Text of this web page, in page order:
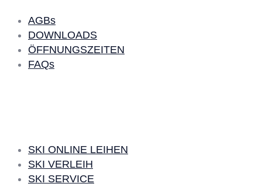
AGBs
DOWNLOADS
ÖFFNUNGSZEITEN
FAQs
SKI ONLINE LEIHEN
SKI VERLEIH
SKI SERVICE